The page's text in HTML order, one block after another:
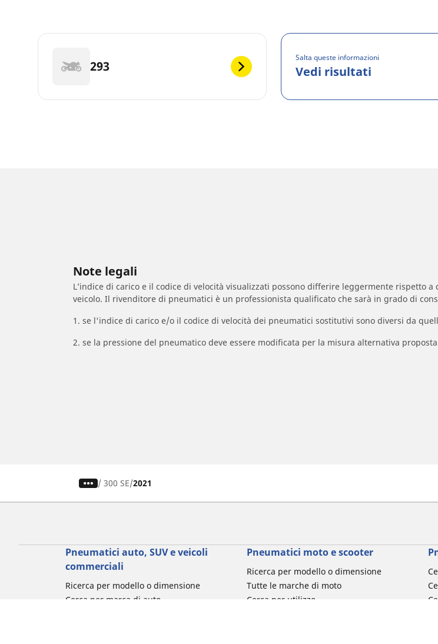
293
Salta queste informazioni
Vedi risultati
Note legali
L’indice di carico e il codice di velocità visualizzati possono differire leggermente rispetto
veicolo. Il rivenditore di pneumatici è un professionista qualificato che sarà in grado di
1. se l'indice di carico e/o il codice di velocità dei pneumatici sostitutivi sono diversi da
2. se la pressione del pneumatico deve essere modificata per la misura alternativa
/ 300 SE 2021
Pneumatici auto, SUV e veicoli
commerciali
Ricerca per modello o dimensione
Cerca per marca di auto
Pneumatici moto e scooter
Ricerca per modello o dimensione
Tutte le marche di moto
Cerca per utilizzo